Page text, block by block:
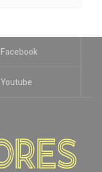
Facebook
Youtube